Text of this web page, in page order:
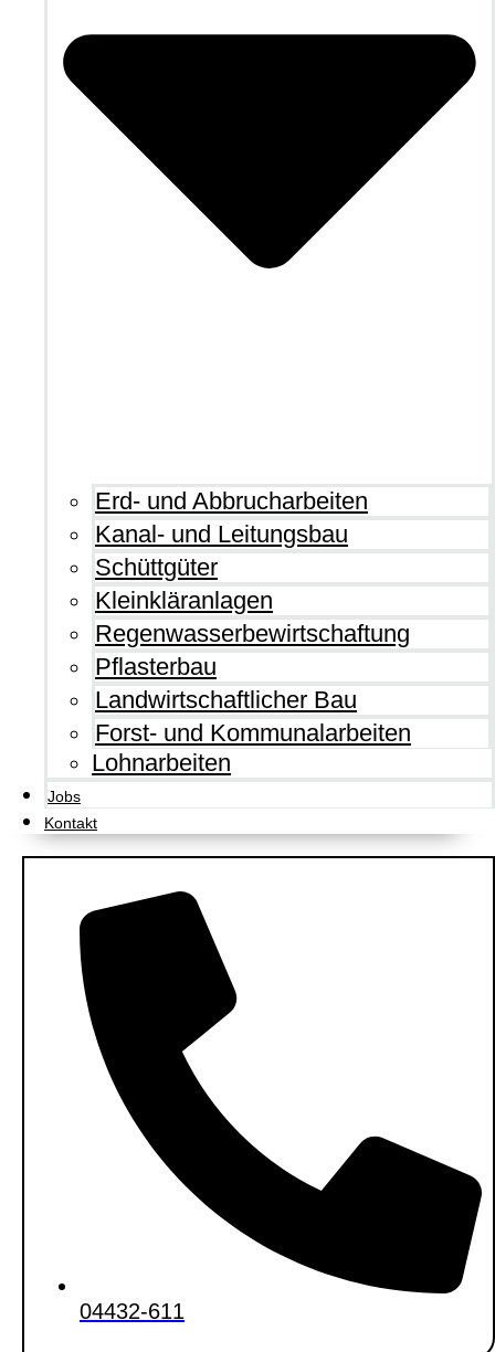
Erd- und Abbrucharbeiten
Kanal- und Leitungsbau
Schüttgüter
Kleinkläranlagen
Regenwasserbewirtschaftung
Pflasterbau
Landwirtschaftlicher Bau
Forst- und Kommunalarbeiten
Lohnarbeiten
Jobs
Kontakt
04432-611